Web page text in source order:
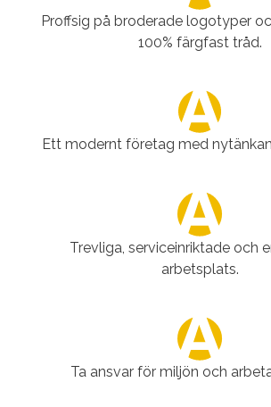
Proffsig på broderade logotyper
100% färgfast tråd.
Ett modernt företag med
Trevliga, serviceinriktade och
arbetsplats.
Ta ansvar för miljön och